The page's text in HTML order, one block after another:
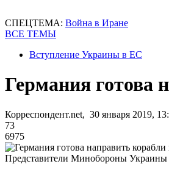
СПЕЦТЕМА: Война в Иране
ВСЕ ТЕМЫ
Вступление Украины в ЕС
Германия готова
Корреспондент.net, 30 января 2019,
73
6975
Представители Минобороны Украины